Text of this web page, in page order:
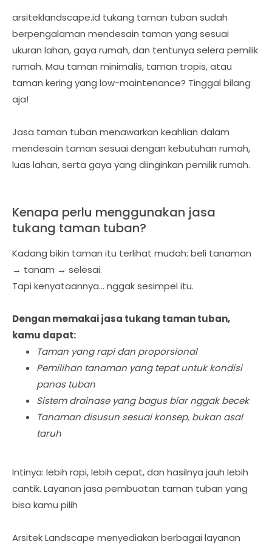
arsiteklandscape.id tukang taman tuban sudah
berpengalaman mendesain taman yang sesuai
ukuran lahan, gaya rumah, dan tentunya selera pemilik
rumah. Mau taman minimalis, taman tropis, atau
taman kering yang low-maintenance? Tinggal bilang
aja!
Jasa taman tuban menawarkan keahlian dalam
mendesain taman sesuai dengan kebutuhan rumah,
luas lahan, serta gaya yang diinginkan pemilik rumah.
Kenapa perlu menggunakan jasa
tukang taman tuban?
Kadang bikin taman itu terlihat mudah: beli tanaman
→ tanam → selesai.
Tapi kenyataannya… nggak sesimpel itu.
Dengan memakai jasa tukang taman tuban,
kamu dapat:
Taman yang rapi dan proporsional
Pemilihan tanaman yang tepat untuk kondisi
panas tuban
Sistem drainase yang bagus biar nggak becek
Tanaman disusun sesuai konsep, bukan asal
taruh
Intinya: lebih rapi, lebih cepat, dan hasilnya jauh lebih
cantik. Layanan jasa pembuatan taman tuban yang
bisa kamu pilih
Arsitek Landscape menyediakan berbagai layanan